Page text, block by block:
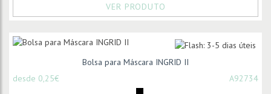
VER PRODUTO
Bolsa para Máscara INGRID II
desde 0,25€
A92734